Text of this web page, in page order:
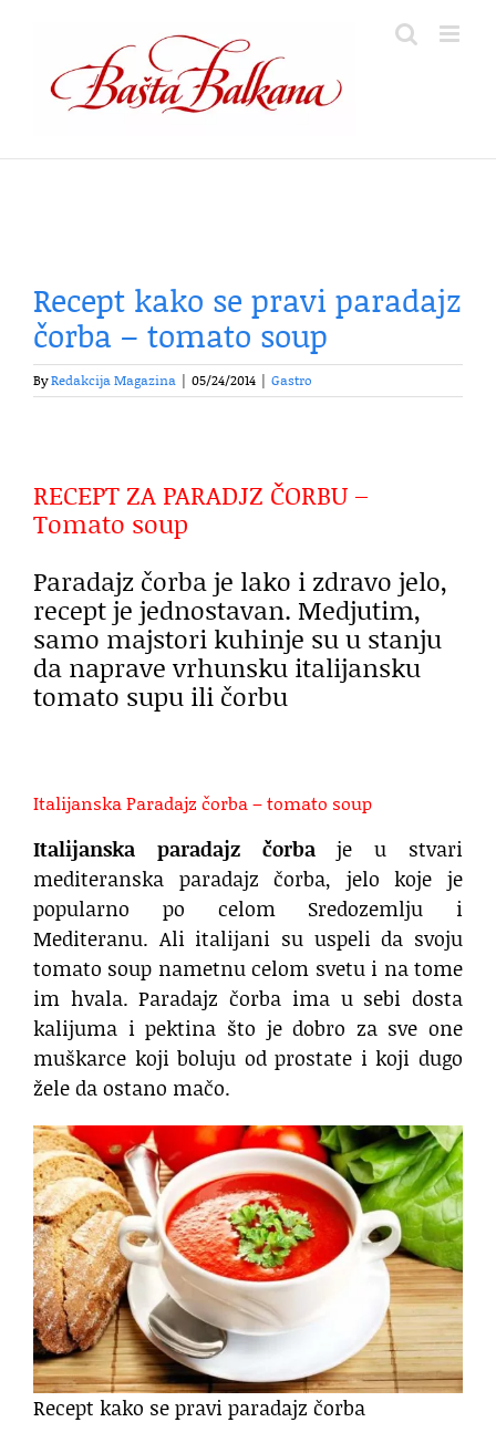
content
Recept kako se pravi paradajz
čorba – tomato soup
ByRedakcija Magazina 05/24/2014 Gastro
RECEPT ZA PARADJZ ČORBU –
Tomato soup
Paradajz čorba je lako i zdravo jelo,
recept je jednostavan. Medjutim,
samo majstori kuhinje su u stanju
da naprave vrhunsku italijansku
tomato supu ili čorbu
Italijanska Paradajz čorba – tomato soup
Italijanska paradajz čorbaje u stvari
mediteranska paradajz čorba, jelo koje je
popularno po celom Sredozemlju i
Mediteranu. Ali italijani su uspeli da svoju
tomato soup nametnu celom svetu i na tome
im hvala. Paradajz čorba ima u sebi dosta
kalijuma i pektina što je dobro za sve one
muškarce koji boluju od prostate i koji dugo
žele da ostano mačo.
Recept kako se pravi paradajz čorba